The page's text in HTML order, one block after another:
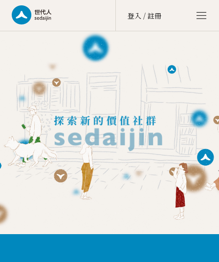
登入 / 註冊
世代人 sedaijin
價值社群 Value Community
世代談 sedai talk
文化街區 Culture Zone
大商埕 sedai OMO
選物生活 Life Selection
會員中心 member center
點數中心 point
訂單中心 order